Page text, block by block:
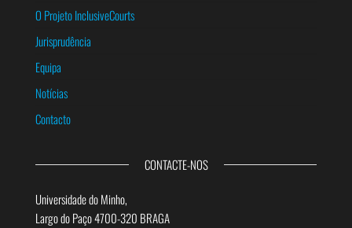
O Projeto InclusiveCourts
Jurisprudência
Equipa
Notícias
Contacto
CONTACTE-NOS
Universidade do Minho,
Largo do Paço 4700-320 BRAGA